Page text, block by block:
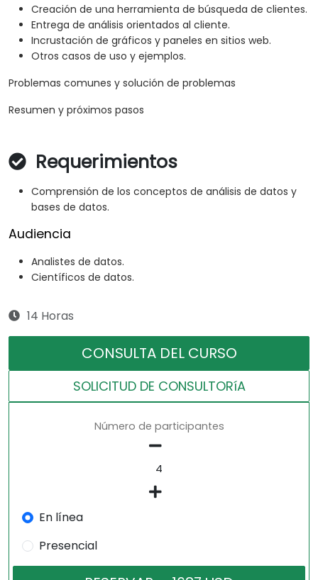
Creación de una herramienta de búsqueda de clientes.
Entrega de análisis orientados al cliente.
Incrustación de gráficos y paneles en sitios web.
Otros casos de uso y ejemplos.
Problemas comunes y solución de problemas
Resumen y próximos pasos
Requerimientos
Comprensión de los conceptos de análisis de datos y
bases de datos.
Audiencia
Analistes de datos.
Científicos de datos.
14 Horas
CONSULTA DEL CURSO
SOLICITUD DE CONSULTORíA
Número de participantes
En línea
Presencial